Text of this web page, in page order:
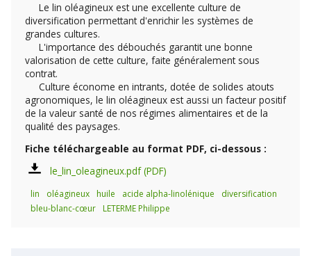
Le lin oléagineux est une excellente culture de
diversification permettant d'enrichir les systèmes de
grandes cultures.
L'importance des débouchés garantit une bonne
valorisation de cette culture, faite généralement sous
contrat.
Culture économe en intrants, dotée de solides atouts
agronomiques, le lin oléagineux est aussi un facteur positif
de la valeur santé de nos régimes alimentaires et de la
qualité des paysages.
Fiche téléchargeable au format PDF, ci-dessous :
le_lin_oleagineux.pdf
lin oléagineux huile acide alpha-linolénique
diversification
bleu-blanc-cœur
LETERME Philippe